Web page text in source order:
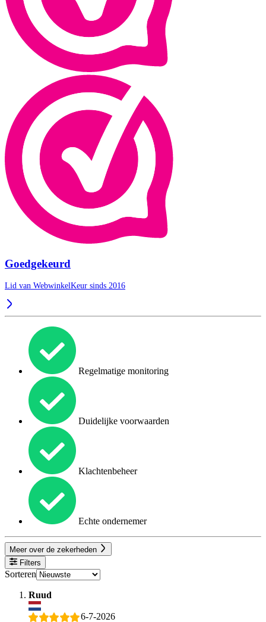
Goedgekeurd
Lid van WebwinkelKeur sinds 2016
Regelmatige monitoring
Duidelijke voorwaarden
Klachtenbeheer
Echte ondernemer
Meer over de zekerheden
Filters
Sorteren
Ruud
6-7-2026